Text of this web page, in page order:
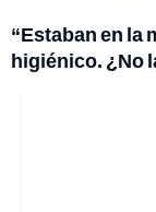
“Estaban en la
higiénico. ¿No